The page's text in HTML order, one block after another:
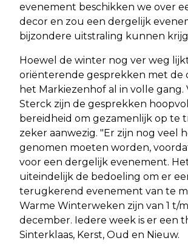
evenement beschikken we over
decor en zou een dergelijk
bijzondere uitstraling kunnen
Hoewel de winter nog ver weg
oriënterende gesprekken met de
het Markiezenhof al in volle gang.
Sterck zijn de gesprekken
bereidheid om gezamenlijk op te
zeker aanwezig. "Er zijn nog veel
genomen moeten worden,
voor een dergelijk evenement.
uiteindelijk de bedoeling om er
terugkerend evenement van te
Warme Winterweken zijn van 1 t/m
december. Iedere week is er een
Sinterklaas, Kerst, Oud en Nieuw.